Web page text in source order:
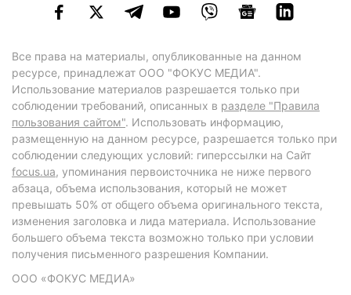
Все права на материалы, опубликованные на данном
ресурсе, принадлежат ООО "ФОКУС МЕДИА".
Использование материалов разрешается только при
соблюдении требований, описанных в разделе "Правила
пользования сайтом". Использовать информацию,
размещенную на данном ресурсе, разрешается только при
соблюдении следующих условий: гиперссылки на Сайт
focus.ua, упоминания первоисточника не ниже первого
абзаца, объема использования, который не может
превышать 50% от общего объема оригинального текста,
изменения заголовка и лида материала. Использование
большего объема текста возможно только при условии
получения письменного разрешения Компании.
ООО «ФОКУС МЕДИА»